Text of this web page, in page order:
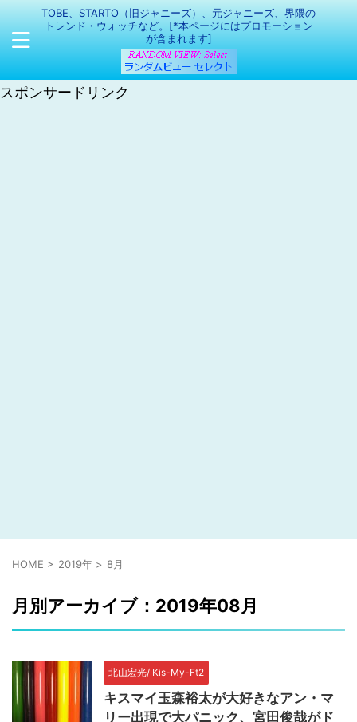
TOBE、STARTO（旧ジャニーズ）、元ジャニーズ、界隈の
トレンド・ウォッチなど。[*本ページにはプロモーション
が含まれます]
スポンサードリンク
HOME > 2019年 > 8月
月別アーカイブ：2019年08月
北山宏光/ Kis-My-Ft2
キスマイ玉森裕太が大好きなアン・マ
リー出現で大パニック、宮田俊哉がド